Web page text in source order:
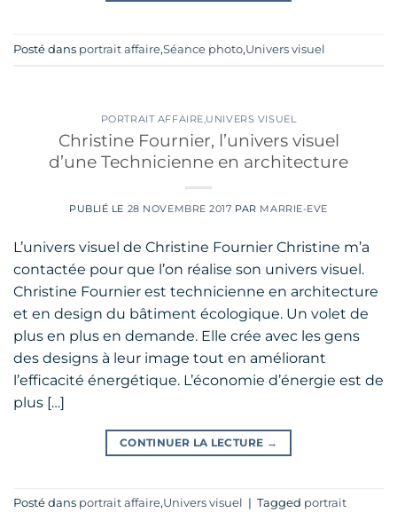
Posté dans portrait affaire,Séance photo,Univers visuel
PORTRAIT AFFAIRE,UNIVERS VISUEL
Christine Fournier, l’univers visuel
d’une Technicienne en architecture
PUBLIÉ LE 28 NOVEMBRE 2017 PAR MARRIE-EVE
L’univers visuel de Christine Fournier Christine m’a
contactée pour que l’on réalise son univers visuel.
Christine Fournier est technicienne en architecture
et en design du bâtiment écologique. Un volet de
plus en plus en demande. Elle crée avec les gens
des designs à leur image tout en améliorant
l’efficacité énergétique. L’économie d’énergie est de
plus […]
CONTINUER LA LECTURE →
Posté dans portrait affaire,Univers visuel | Tagged portrait